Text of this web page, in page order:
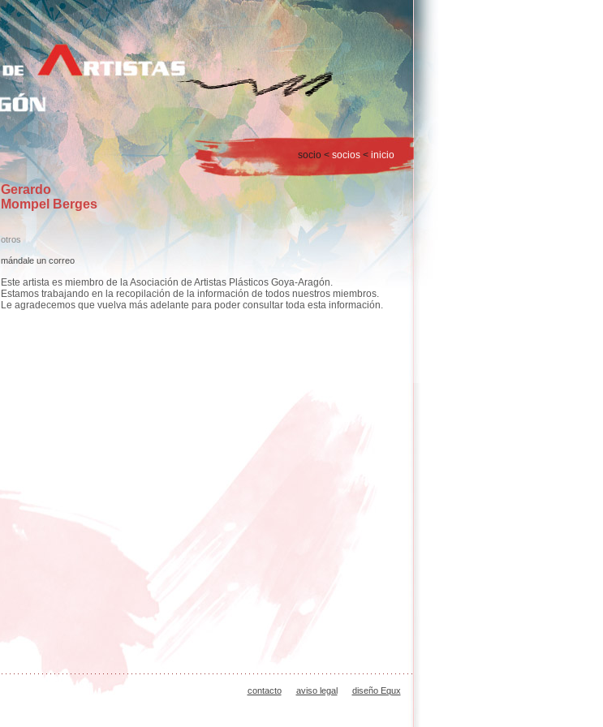
socio < socios< inicio
Gerardo
Mompel Berges
otros
mándale un correo
Este artista es miembro de la Asociación de Artistas Plásticos Goya-Aragón.
Estamos trabajando en la recopilación de la información de todos nuestros miembros.
Le agradecemos que vuelva más adelante para poder consultar toda esta información.
contacto aviso legal diseño Equx